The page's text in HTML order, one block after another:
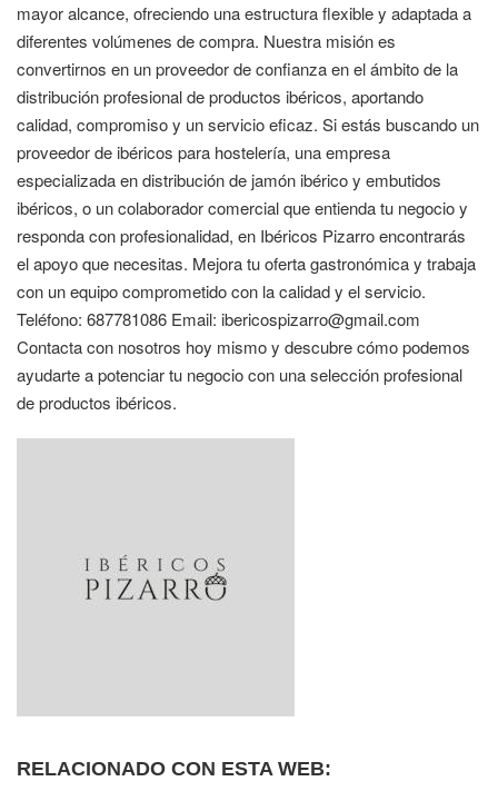
mayor alcance, ofreciendo una estructura flexible y adaptada a
diferentes volúmenes de compra. Nuestra misión es
convertirnos en un proveedor de confianza en el ámbito de la
distribución profesional de productos ibéricos, aportando
calidad, compromiso y un servicio eficaz. Si estás buscando un
proveedor de ibéricos para hostelería, una empresa
especializada en distribución de jamón ibérico y embutidos
ibéricos, o un colaborador comercial que entienda tu negocio y
responda con profesionalidad, en Ibéricos Pizarro encontrarás
el apoyo que necesitas. Mejora tu oferta gastronómica y trabaja
con un equipo comprometido con la calidad y el servicio.
Teléfono: 687781086 Email: ibericospizarro@gmail.com
Contacta con nosotros hoy mismo y descubre cómo podemos
ayudarte a potenciar tu negocio con una selección profesional
de productos ibéricos.
RELACIONADO CON ESTA WEB: